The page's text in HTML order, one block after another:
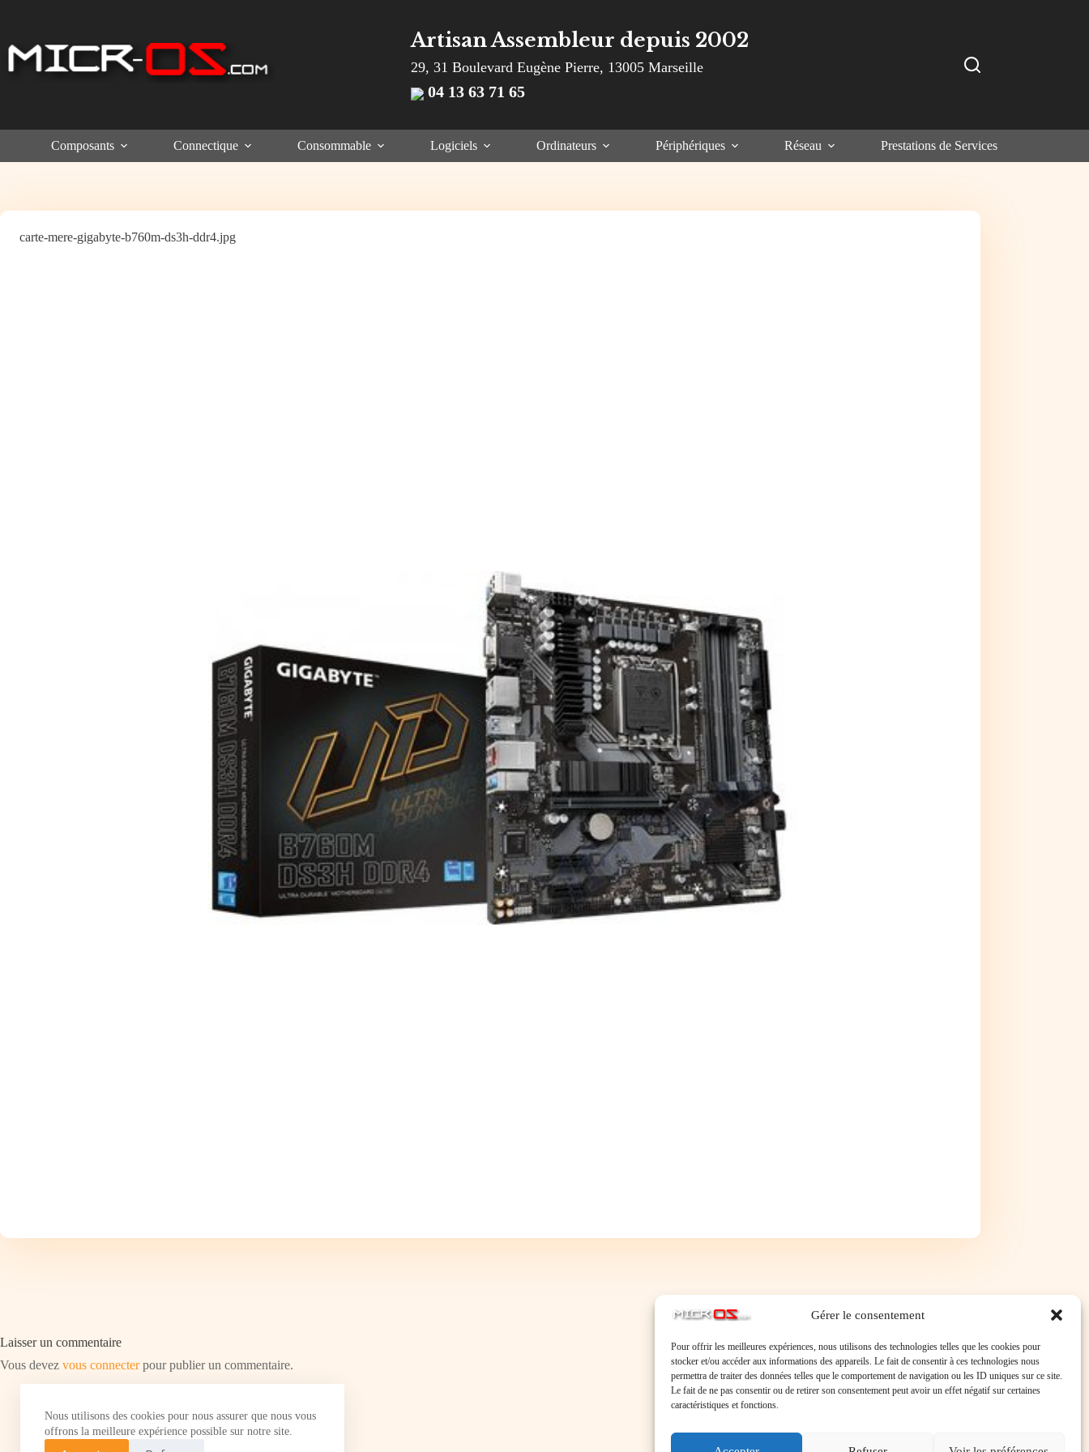
Gérer le consentement
Pour offrir les meilleures expériences, nous utilisons des technologies telles que les cookies pour
stocker et/ou accéder aux informations des appareils. Le fait de consentir à ces technologies nous
permettra de traiter des données telles que le comportement de navigation ou les ID uniques sur ce site.
Le fait de ne pas consentir ou de retirer son consentement peut avoir un effet négatif sur certaines
caractéristiques et fonctions.
Nous utilisons des cookies pour nous assurer que nous vous
offrons la meilleure expérience possible sur notre site.
Artisan Assembleur depuis 2002
29, 31 Boulevard Eugène Pierre, 13005 Marseille
04 13 63 71 65
Composants Connectique Consommable Logiciels Ordinateurs Périphériques Réseau Prestations de Services
carte-mere-gigabyte-b760m-ds3h-ddr4.jpg
Laisser un commentaire
Vous devez vous connecterpour publier un commentaire.